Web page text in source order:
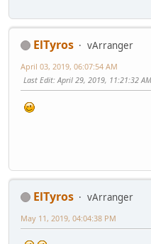
ElTyros
vArranger
April 03, 2019, 06:07:54 AM
Last Edit: April 29, 2019, 11:21:32
ElTyros
vArranger
May 11, 2019, 04:04:38 PM